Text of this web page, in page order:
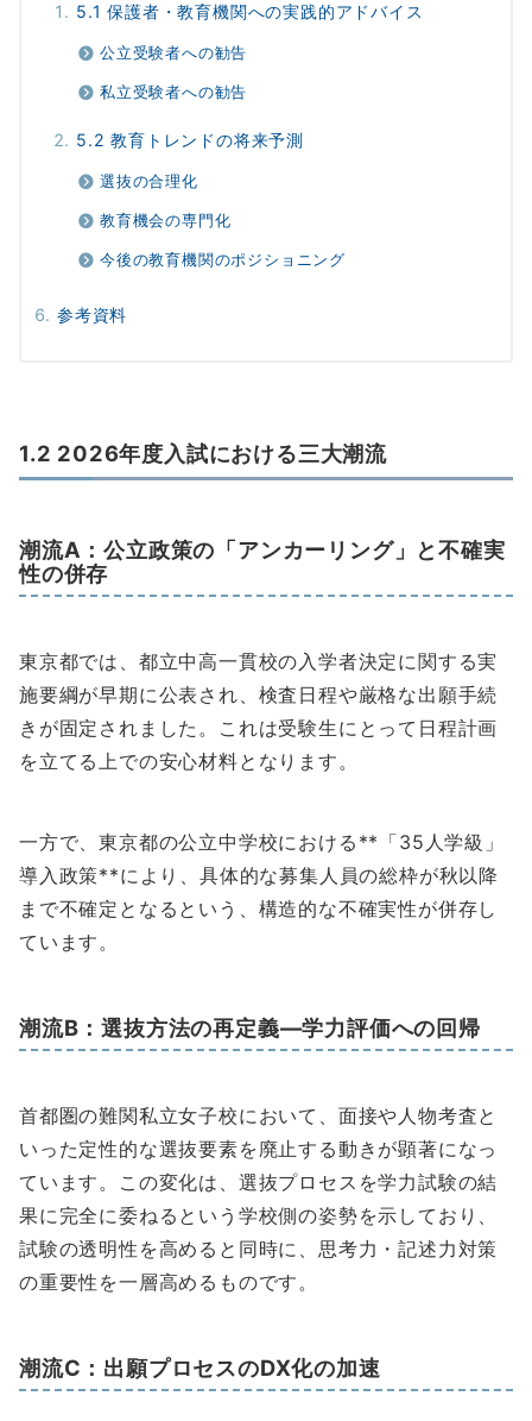
5.1 保護者・教育機関への実践的アドバイス
公立受験者への勧告
私立受験者への勧告
5.2 教育トレンドの将来予測
選抜の合理化
教育機会の専門化
今後の教育機関のポジショニング
参考資料
1.2 2026年度入試における三大潮流
潮流A：公立政策の「アンカーリング」と不確実
性の併存
東京都では、都立中高一貫校の入学者決定に関する実
施要綱が早期に公表され、検査日程や厳格な出願手続
きが固定されました。これは受験生にとって日程計画
を立てる上での安心材料となります。
一方で、東京都の公立中学校における**「35人学級」
導入政策**により、具体的な募集人員の総枠が秋以降
まで不確定となるという、構造的な不確実性が併存し
ています。
潮流B：選抜方法の再定義―学力評価への回帰
首都圏の難関私立女子校において、面接や人物考査と
いった定性的な選抜要素を廃止する動きが顕著になっ
ています。この変化は、選抜プロセスを学力試験の結
果に完全に委ねるという学校側の姿勢を示しており、
試験の透明性を高めると同時に、思考力・記述力対策
の重要性を一層高めるものです。
潮流C：出願プロセスのDX化の加速